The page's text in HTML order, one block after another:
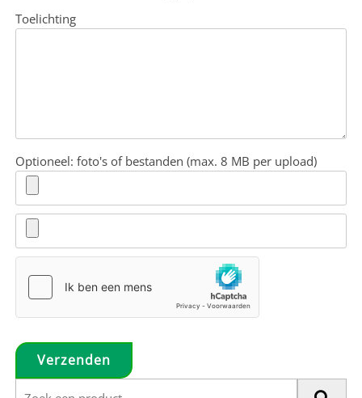
Toelichting
Optioneel: foto's of bestanden (max. 8 MB per upload)